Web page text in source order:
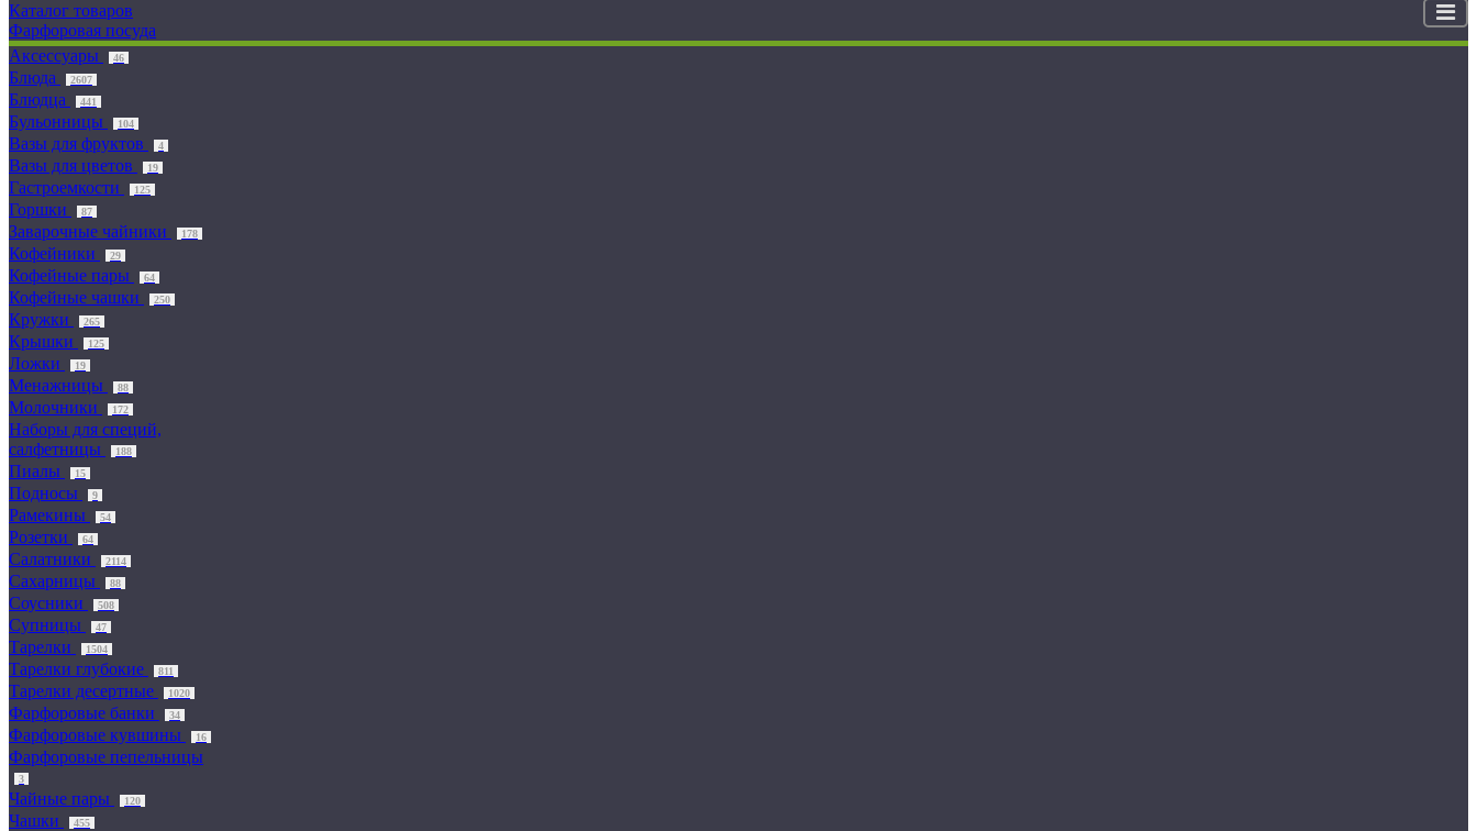
Каталог товаров
Фарфоровая посуда
Аксессуары
46
Блюда 2607
Блюдца 441
Бульонницы 104
Вазы для фруктов 4
Вазы для цветов 19
Гастроемкости 125
Горшки 87
Заварочные чайники 178
Кофейники 29
Кофейные пары 64
Кофейные чашки 250
Кружки 265
Крышки 125
Ложки 19
Менажницы 88
Молочники 172
Наборы для специй,
салфетницы
188
Пиалы 15
Подносы 9
Рамекины 54
Розетки 64
Салатники 2114
Сахарницы 88
Соусники 508
Супницы 47
Тарелки 1504
Тарелки глубокие 811
Тарелки десертные 1020
Фарфоровые банки 34
Фарфоровые кувшины 16
Фарфоровые пепельницы
3
Чайные пары 120
Чашки 455